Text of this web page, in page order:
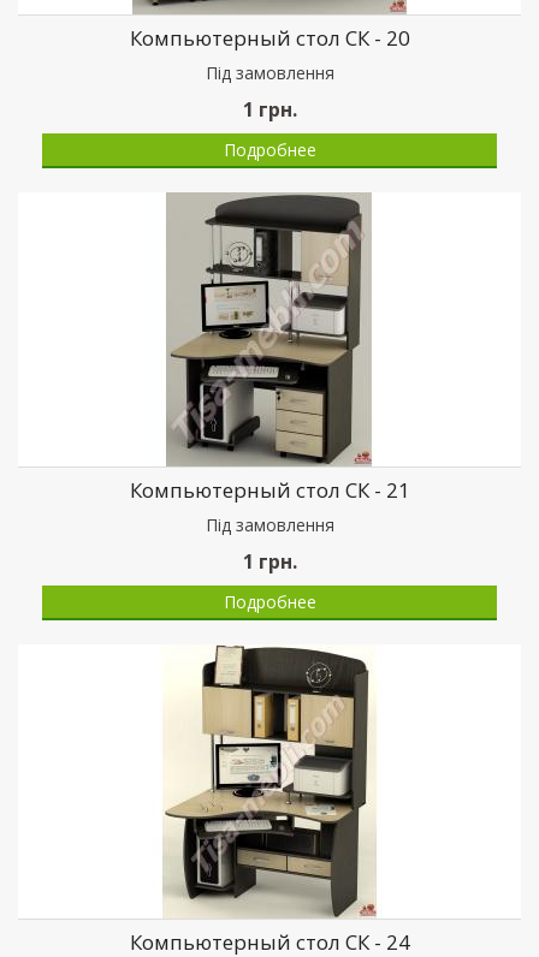
Компьютерный стол СК - 20
Пiд замовлення
1 грн.
Подробнее
Компьютерный стол СК - 21
Пiд замовлення
1 грн.
Подробнее
Компьютерный стол СК - 24